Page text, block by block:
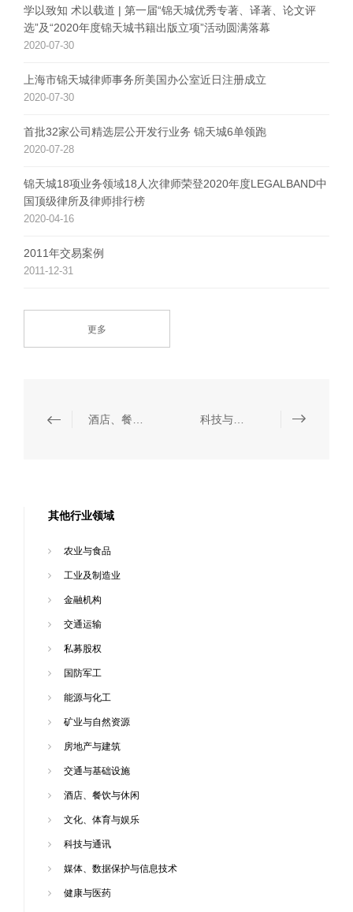
学以致知 术以载道 | 第一届“锦天城优秀专著、译著、论文评
选”及“2020年度锦天城书籍出版立项”活动圆满落幕
2020-07-30
上海市锦天城律师事务所美国办公室近日注册成立
2020-07-30
首批32家公司精选层公开发行业务 锦天城6单领跑
2020-07-28
锦天城18项业务领域18人次律师荣登2020年度LEGALBAND中
国顶级律所及律师排行榜
2020-04-16
2011年交易案例
2011-12-31
更多
其他行业领域
农业与食品
工业及制造业
金融机构
交通运输
私募股权
国防军工
能源与化工
矿业与自然资源
房地产与建筑
交通与基础设施
酒店、餐饮与休闲
文化、体育与娱乐
科技与通讯
媒体、数据保护与信息技术
健康与医药